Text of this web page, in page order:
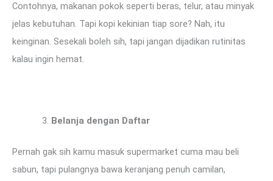
Contohnya, makanan pokok seperti beras, telur, atau minyak
jelas kebutuhan. Tapi kopi kekinian tiap sore? Nah, itu
keinginan. Sesekali boleh sih, tapi jangan dijadikan rutinitas
kalau ingin hemat.
Belanja dengan Daftar
Pernah gak sih kamu masuk supermarket cuma mau beli
sabun, tapi pulangnya bawa keranjang penuh camilan,